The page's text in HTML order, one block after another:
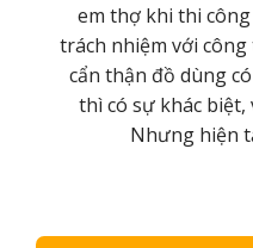
em thợ khi thi
trách nhiệm với công
cẩn thận đồ dùng
thì có sự khác biệt,
Nhưng hiện